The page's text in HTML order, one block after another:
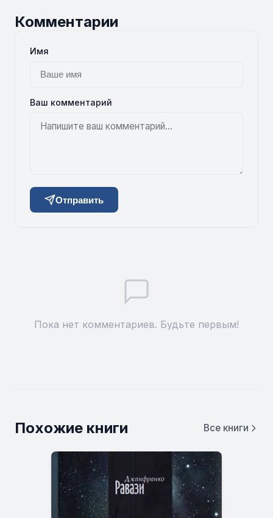
Комментарии
Имя
Ваш комментарий
Отправить
Пока нет комментариев. Будьте первым!
Похожие книги Все книги